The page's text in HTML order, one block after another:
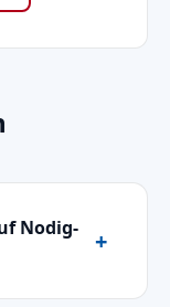
Nodig-